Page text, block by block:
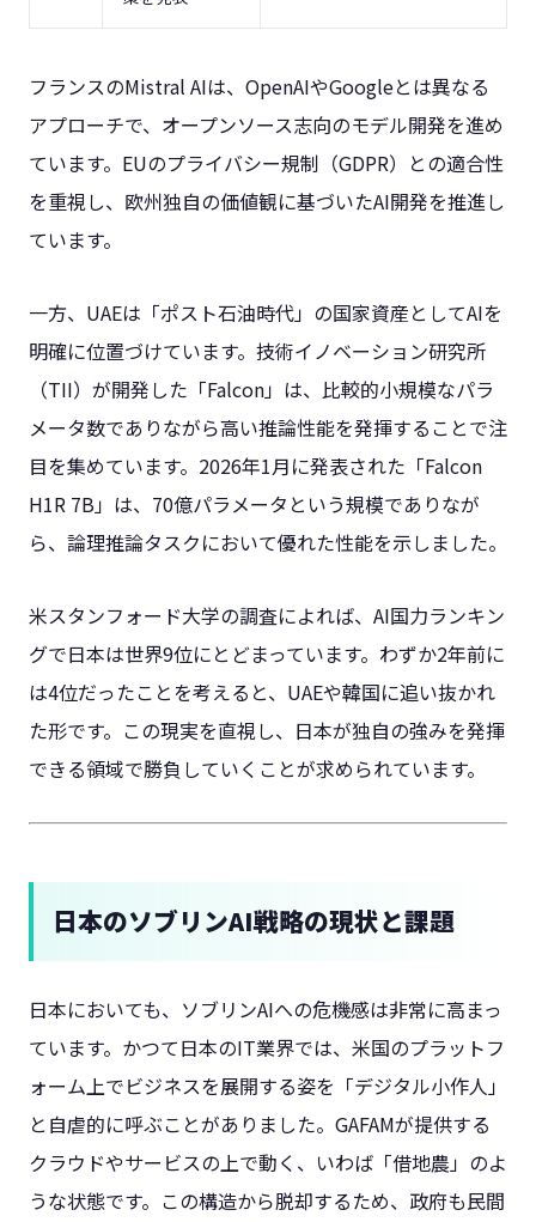
フランスのMistral AIは、OpenAIやGoogleとは異なる
アプローチで、オープンソース志向のモデル開発を進め
ています。EUのプライバシー規制（GDPR）との適合性
を重視し、欧州独自の価値観に基づいたAI開発を推進し
ています。
一方、UAEは「ポスト石油時代」の国家資産としてAIを
明確に位置づけています。技術イノベーション研究所
（TII）が開発した「Falcon」は、比較的小規模なパラ
メータ数でありながら高い推論性能を発揮することで注
目を集めています。2026年1月に発表された「Falcon
H1R 7B」は、70億パラメータという規模でありなが
ら、論理推論タスクにおいて優れた性能を示しました。
米スタンフォード大学の調査によれば、AI国力ランキン
グで日本は世界9位にとどまっています。わずか2年前に
は4位だったことを考えると、UAEや韓国に追い抜かれ
た形です。この現実を直視し、日本が独自の強みを発揮
できる領域で勝負していくことが求められています。
日本のソブリンAI戦略の現状と課題
日本においても、ソブリンAIへの危機感は非常に高まっ
ています。かつて日本のIT業界では、米国のプラットフ
ォーム上でビジネスを展開する姿を「デジタル小作人」
と自虐的に呼ぶことがありました。GAFAMが提供する
クラウドやサービスの上で動く、いわば「借地農」のよ
うな状態です。この構造から脱却するため、政府も民間